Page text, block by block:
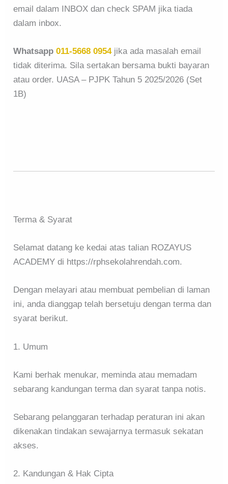
email dalam INBOX dan check SPAM jika tiada
dalam inbox.
Whatsapp011-5668 0954jika ada masalah email
tidak diterima. Sila sertakan bersama bukti bayaran
atau order. UASA – PJPK Tahun 5 2025/2026 (Set
1B)
Terma & Syarat
Selamat datang ke kedai atas talian ROZAYUS
ACADEMY di https://rphsekolahrendah.com.
Dengan melayari atau membuat pembelian di laman
ini, anda dianggap telah bersetuju dengan terma dan
syarat berikut.
1. Umum
Kami berhak menukar, meminda atau memadam
sebarang kandungan terma dan syarat tanpa notis.
Sebarang pelanggaran terhadap peraturan ini akan
dikenakan tindakan sewajarnya termasuk sekatan
akses.
2. Kandungan & Hak Cipta